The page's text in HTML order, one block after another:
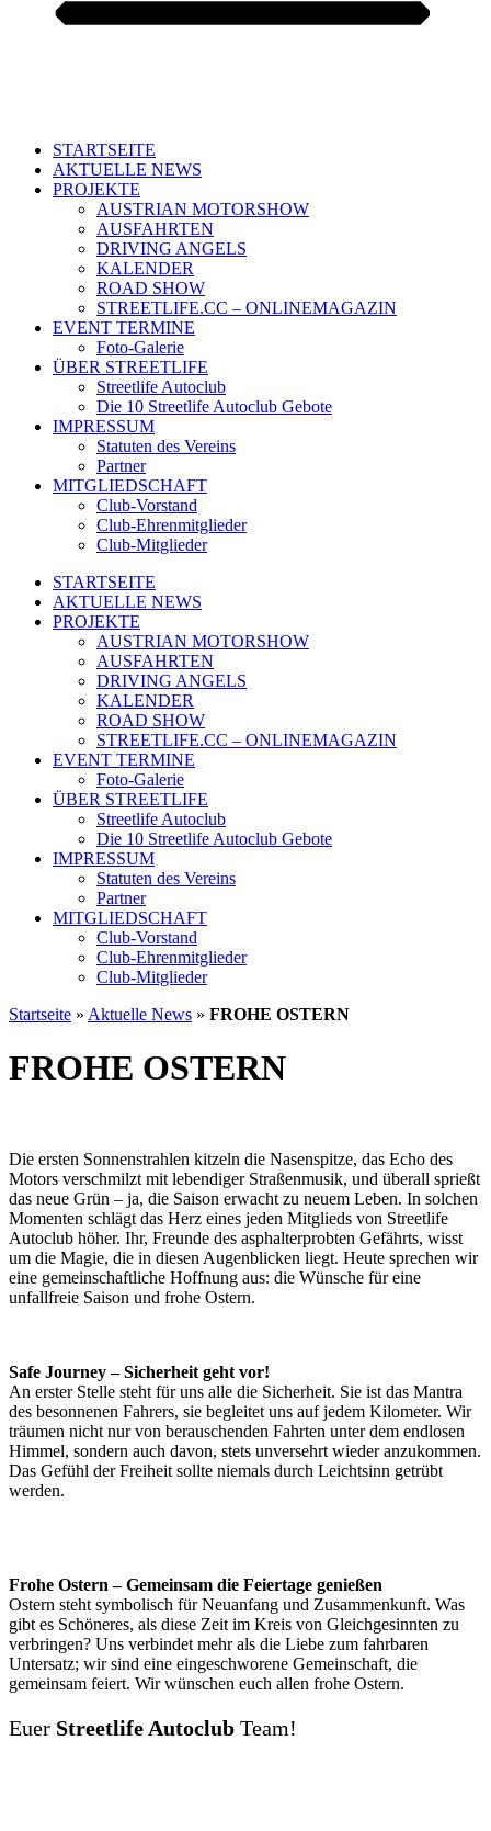
STARTSEITE
AKTUELLE NEWS
PROJEKTE
AUSTRIAN MOTORSHOW
AUSFAHRTEN
DRIVING ANGELS
KALENDER
ROAD SHOW
STREETLIFE.CC – ONLINEMAGAZIN
EVENT TERMINE
Foto-Galerie
ÜBER STREETLIFE
Streetlife Autoclub
Die 10 Streetlife Autoclub Gebote
IMPRESSUM
Statuten des Vereins
Partner
MITGLIEDSCHAFT
Club-Vorstand
Club-Ehrenmitglieder
Club-Mitglieder
STARTSEITE
AKTUELLE NEWS
PROJEKTE
AUSTRIAN MOTORSHOW
AUSFAHRTEN
DRIVING ANGELS
KALENDER
ROAD SHOW
STREETLIFE.CC – ONLINEMAGAZIN
EVENT TERMINE
Foto-Galerie
ÜBER STREETLIFE
Streetlife Autoclub
Die 10 Streetlife Autoclub Gebote
IMPRESSUM
Statuten des Vereins
Partner
MITGLIEDSCHAFT
Club-Vorstand
Club-Ehrenmitglieder
Club-Mitglieder
Startseite » Aktuelle News » FROHE OSTERN
FROHE OSTERN
Die ersten Sonnenstrahlen kitzeln die Nasenspitze, das Echo des
Motors verschmilzt mit lebendiger Straßenmusik, und überall sprießt
das neue Grün – ja, die Saison erwacht zu neuem Leben. In solchen
Momenten schlägt das Herz eines jeden Mitglieds von Streetlife
Autoclub höher. Ihr, Freunde des asphalterprobten Gefährts, wisst
um die Magie, die in diesen Augenblicken liegt. Heute sprechen wir
eine gemeinschaftliche Hoffnung aus: die Wünsche für eine
unfallfreie Saison und frohe Ostern.
Safe Journey – Sicherheit geht vor!
An erster Stelle steht für uns alle die Sicherheit. Sie ist das Mantra
des besonnenen Fahrers, sie begleitet uns auf jedem Kilometer. Wir
träumen nicht nur von berauschenden Fahrten unter dem endlosen
Himmel, sondern auch davon, stets unversehrt wieder anzukommen.
Das Gefühl der Freiheit sollte niemals durch Leichtsinn getrübt
werden.
Frohe Ostern – Gemeinsam die Feiertage genießen
Ostern steht symbolisch für Neuanfang und Zusammenkunft. Was
gibt es Schöneres, als diese Zeit im Kreis von Gleichgesinnten zu
verbringen? Uns verbindet mehr als die Liebe zum fahrbaren
Untersatz; wir sind eine eingeschworene Gemeinschaft, die
gemeinsam feiert. Wir wünschen euch allen frohe Ostern.
Euer Streetlife Autoclub Team!